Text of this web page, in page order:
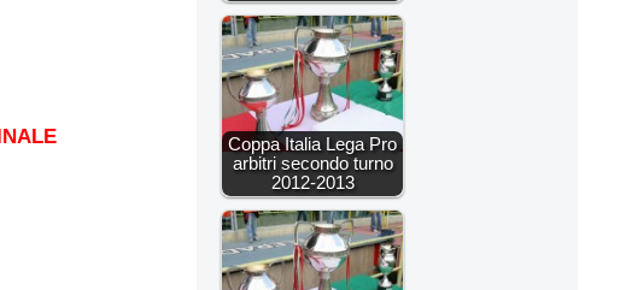
Coppa Italia Lega Pro
arbitri secondo turno
2012-2013